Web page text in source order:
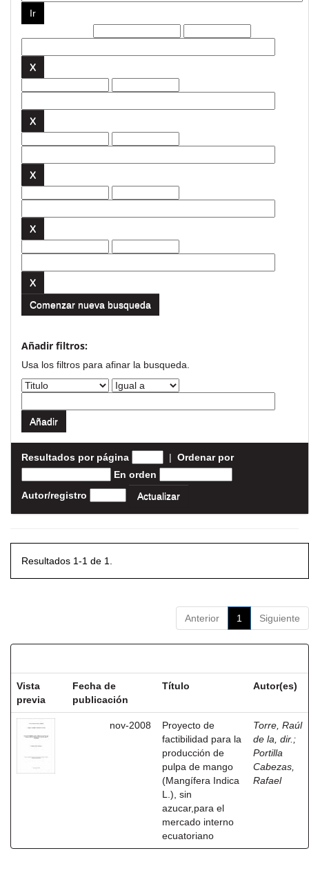
Comenzar nueva busqueda
Añadir filtros:
Usa los filtros para afinar la busqueda.
Resultados por página | Ordenar por
En orden
Autor/registro
Resultados 1-1 de 1.
Anterior 1 Siguiente
Vista
previa
Fecha de
publicación
Título Autor(es)
nov-2008
Proyecto de
factibilidad para la
producción de
pulpa de mango
(Mangífera Indica
L.), sin
azucar,para el
mercado interno
ecuatoriano
Torre, Raúl
de la, dir. ;
Portilla
Cabezas,
Rafael